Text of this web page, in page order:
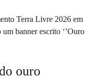
ouro